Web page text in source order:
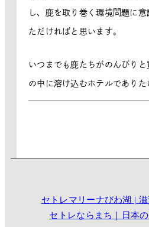
し、鹿を取り巻く環境問題に
ただければと思います。
いつまでも鹿たちがのんびり
の中に溶け込むホテルでありた
セトレマリーナびわ湖 |
セトレならまち｜日本